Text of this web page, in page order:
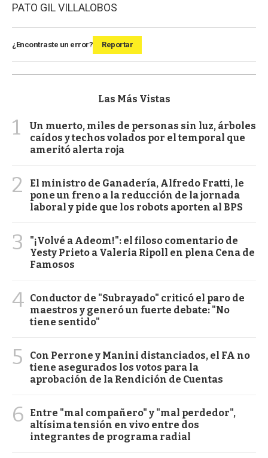
PATO GIL VILLALOBOS
¿Encontraste un error? Reportar
Las Más Vistas
1
Un muerto, miles de personas sin luz, árboles
caídos y techos volados por el temporal que
ameritó alerta roja
2
El ministro de Ganadería, Alfredo Fratti, le
pone un freno a la reducción de la jornada
laboral y pide que los robots aporten al BPS
3
"¡Volvé a Adeom!": el filoso comentario de
Yesty Prieto a Valeria Ripoll en plena Cena de
Famosos
4 Conductor de "Subrayado" criticó el paro de
maestros y generó un fuerte debate: "No
tiene sentido"
5
Con Perrone y Manini distanciados, el FA no
tiene asegurados los votos para la
aprobación de la Rendición de Cuentas
6
Entre "mal compañero" y "mal perdedor",
altísima tensión en vivo entre dos
integrantes de programa radial